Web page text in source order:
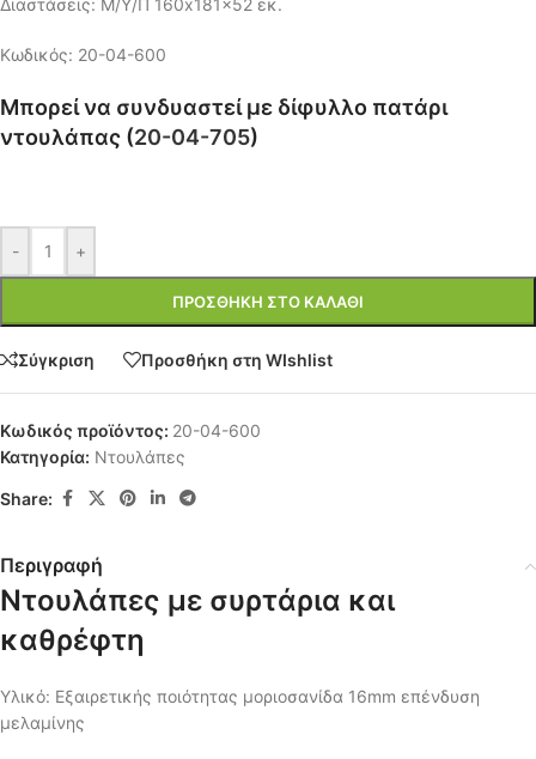
Διαστάσεις: Μ/Υ/Π 160x181x52 εκ.
Κωδικός: 20-04-600
Μπορεί να συνδυαστεί με δίφυλλο πατάρι
ντουλάπας (20-04-705)
- +
ΠΡΟΣΘΉΚΗ ΣΤΟ ΚΑΛΆΘΙ
Σύγκριση Προσθήκη στη WIshlist
Κωδικός προϊόντος: 20-04-600
Κατηγορία: Ντουλάπες
Share:
Περιγραφή
Ντουλάπες με συρτάρια και
καθρέφτη
Υλικό: Εξαιρετικής ποιότητας μοριοσανίδα 16mm επένδυση
μελαμίνης